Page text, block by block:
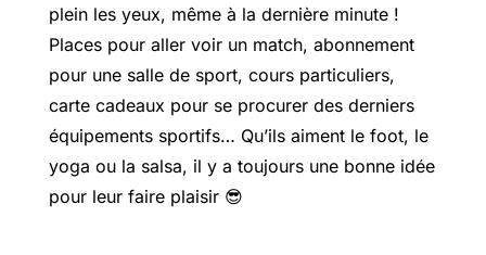
plein les yeux, même à la dernière minute !
Places pour aller voir un match, abonnement
pour une salle de sport, cours particuliers,
carte cadeaux pour se procurer des derniers
équipements sportifs… Qu’ils aiment le foot, le
yoga ou la salsa, il y a toujours une bonne idée
pour leur faire plaisir 😎